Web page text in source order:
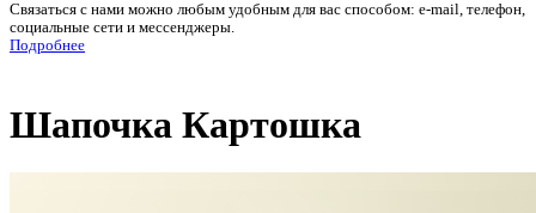
Связаться с нами можно любым удобным для вас способом: e-mail, телефон,
социальные сети и мессенджеры.
Подробнее
Шапочка Картошка